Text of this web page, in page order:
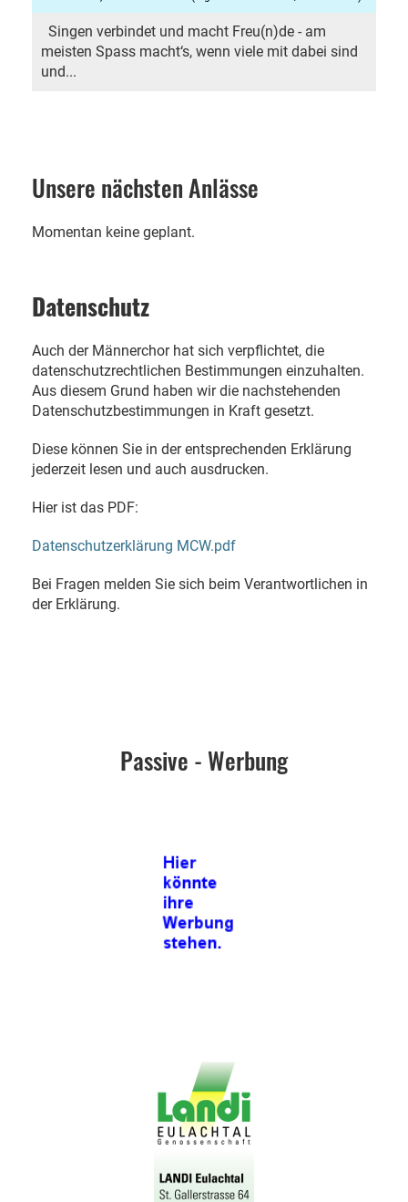
Singen verbindet und macht Freu(n)de - am
meisten Spass macht‘s, wenn viele mit dabei sind
und...
Unsere nächsten Anlässe
Momentan keine geplant.
Datenschutz
Auch der Männerchor hat sich verpflichtet, die
datenschutzrechtlichen Bestimmungen einzuhalten.
Aus diesem Grund haben wir die nachstehenden
Datenschutzbestimmungen in Kraft gesetzt.
Diese können Sie in der entsprechenden Erklärung
jederzeit lesen und auch ausdrucken.
Hier ist das PDF:
Datenschutzerklärung MCW.pdf
Bei Fragen melden Sie sich beim Verantwortlichen in
der Erklärung.
Passive - Werbung